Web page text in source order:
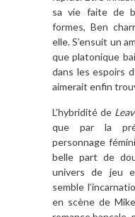
sa vie faite de
formes, Ben
elle. S’ensuit un
que platonique
dans les espoirs
aimerait enfin
L’hybridité de
que par la
personnage
belle part de
univers de jeu
semble
en scène de